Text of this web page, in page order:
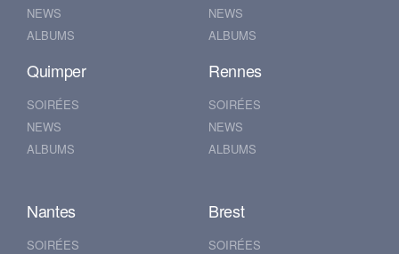
NEWS
ALBUMS
NEWS
ALBUMS
Quimper
SOIRÉES
NEWS
ALBUMS
Rennes
SOIRÉES
NEWS
ALBUMS
Nantes
SOIRÉES
Brest
SOIRÉES